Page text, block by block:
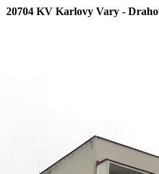
20704 KV Karlovy Vary -